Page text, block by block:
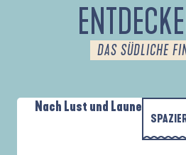
DAS SÜDLICHE
Nach Lust und Laune